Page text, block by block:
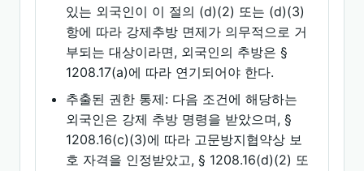
있는 외국인이 이 절의 (d)(2) 또는 (d)(3)
항에 따라 강제추방 면제가 의무적으로 거
부되는 대상이라면, 외국인의 추방은 §
1208.17(a)에 따라 연기되어야 한다.
추출된 권한 통제: 다음 조건에 해당하는
외국인은 강제 추방 명령을 받았으며, §
1208.16(c)(3)에 따라 고문방지협약상 보
호 자격을 인정받았고, § 1208.16(d)(2) 또